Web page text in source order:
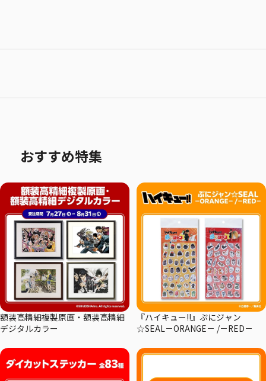
おすすめ特集
額装高精細複製原画・額装高精細
デジタルカラー
『ハイキュー!!』ぷにジャン
☆SEAL－ORANGE－ /－RED－